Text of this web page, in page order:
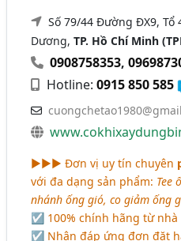
Số 79/44 Đường ĐX9, Tổ
Dương,TP. Hồ Chí Minh
0908758353,
Hotline:0915 850 585
►►► Đơn vị uy tín chuyên
với đa dạng sản phẩm: Tee
nhánh ống gió, co giảm ống
☑ 100% chính hãng từ nhà
☑ Nhận đáp ứng đơn đặt